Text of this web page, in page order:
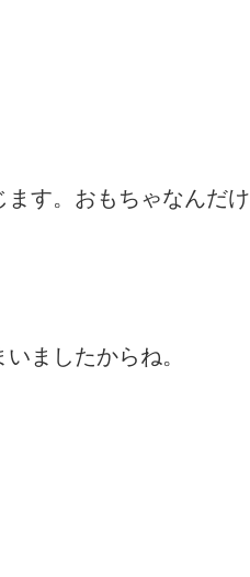
す。おもちゃなんだけ
ましたからね。